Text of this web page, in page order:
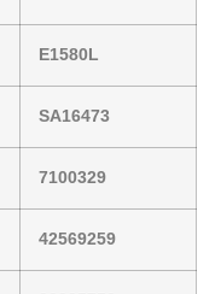
E1580L
SA16473
7100329
42569259